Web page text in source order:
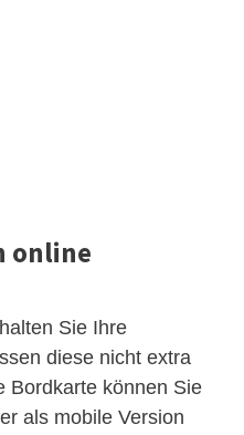
online
Sie Ihre
diese nicht extra
Bordkarte können Sie
als mobile Version